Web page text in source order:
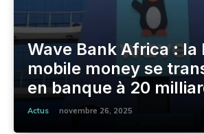
Wave Bank Africa : la
mobile money se
en banque à 20
Actus novembre 26, 2025